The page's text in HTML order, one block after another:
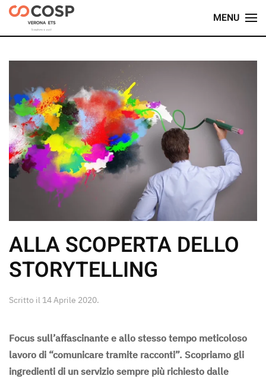
Skip
main
MENU
ALLA SCOPERTA DELLO
STORYTELLING
Scritto il 14 Aprile 2020.
Focus sull’affascinante e allo stesso tempo meticoloso
lavoro di “comunicare tramite racconti”. Scopriamo gli
ingredienti di un servizio sempre più richiesto dalle